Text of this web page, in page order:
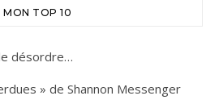
MON TOP 10
désordre…
» de Shannon Messenger